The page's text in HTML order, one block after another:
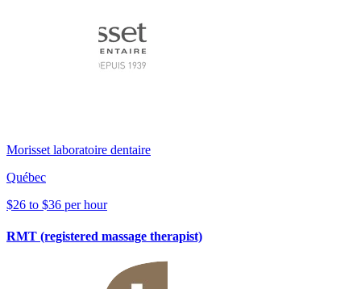
Morisset laboratoire dentaire
Québec
$26 to $36 per hour
RMT (registered massage therapist)